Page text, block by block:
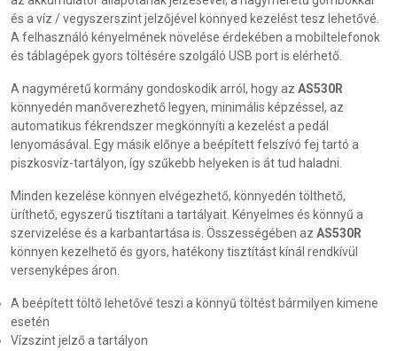
és a víz / vegyszerszint jelzőjével könnyed kezelést tesz lehetővé.
A felhasználó kényelmének növelése érdekében a mobiltelefonok
és táblagépek gyors töltésére szolgáló USB port is elérhető.
A nagyméretű kormány gondoskodik arról, hogy az AS530R
könnyedén manőverezhető legyen, minimális képzéssel, az
automatikus fékrendszer megkönnyíti a kezelést a pedál
lenyomásával. Egy másik előnye a beépített felszívó fej tartó a
piszkosvíz-tartályon, így szűkebb helyeken is át tud haladni.
Minden kezelése könnyen elvégezhető, könnyedén tölthető,
üríthető, egyszerű tisztítani a tartályait. Kényelmes és könnyű a
szervizelése és a karbantartása is. Összességében az AS530R
könnyen kezelhető és gyors, hatékony tisztítást kínál rendkívül
versenyképes áron.
A beépített töltő lehetővé teszi a könnyű töltést bármilyen kimene
esetén
Vízszint jelző a tartályon